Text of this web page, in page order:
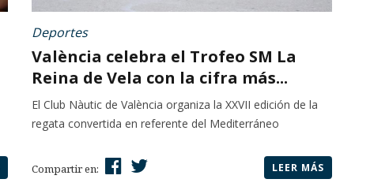
Deportes
València celebra el Trofeo SM La
Reina de Vela con la cifra más...
El Club Nàutic de València organiza la XXVII edición de la
regata convertida en referente del Mediterráneo
Compartir en: LEER MÁS